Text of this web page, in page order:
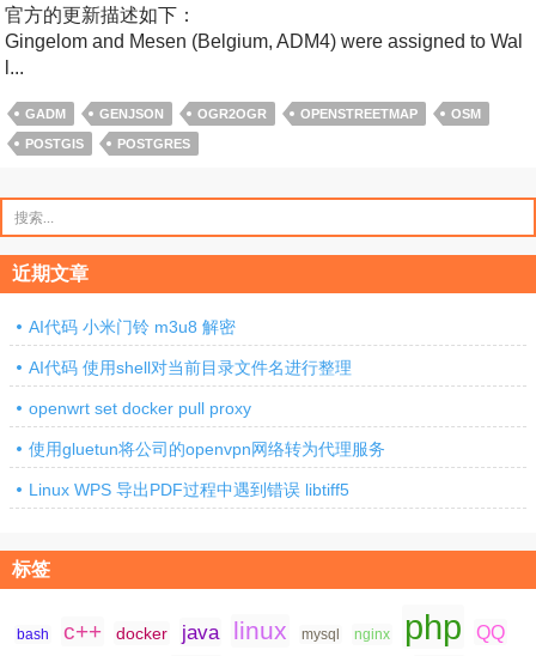
官方的更新描述如下：
Gingelom and Mesen (Belgium, ADM4) were assigned to Wal
l...
GADM GENJSON OGR2OGR OPENSTREETMAP OSM
POSTGIS POSTGRES
索：
近期文章
AI代码 小米门铃 m3u8 解密
AI代码 使用shell对当前目录文件名进行整理
openwrt set docker pull proxy
使用gluetun将公司的openvpn网络转为代理服务
Linux WPS 导出PDF过程中遇到错误 libtiff5
标签
bash c++ docker java linux mysql nginx php QQ